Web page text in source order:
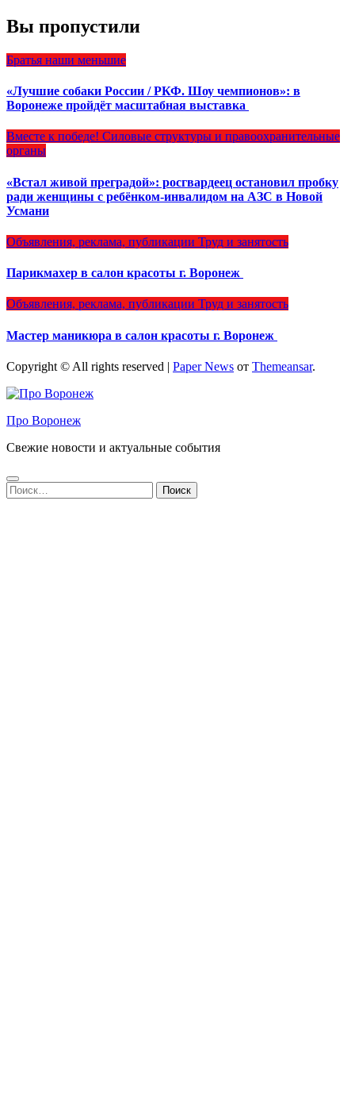
Вы пропустили
Братья наши меньшие
«Лучшие собаки России / РКФ. Шоу чемпионов»: в
Воронеже пройдёт масштабная выставка
Вместе к победе! Силовые структуры и правоохранительные
органы
«Встал живой преградой»: росгвардеец остановил пробку
ради женщины с ребёнком-инвалидом на АЗС в Новой
Усмани
Объявления, реклама, публикации Труд и занятость
Парикмахер в салон красоты г. Воронеж
Объявления, реклама, публикации Труд и занятость
Мастер маникюра в салон красоты г. Воронеж
Copyright © All rights reserved | Paper News от Themeansar.
Про Воронеж
Свежие новости и актуальные события
Найти: